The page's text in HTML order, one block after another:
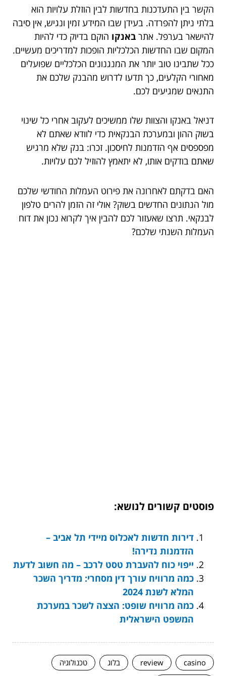
הקשר בין התעדכנות בחדשות לבין הוזלת עלויות הוא
בלתי ניתן להפרדה. בעידן שבו המידע זמין ונגיש, אין סיבה
להישאר בערפל. אתר באנקו הוקם בדיוק כדי להיות
המקום שבו החדשות הכלכליות הופכות למדריכים מעשיים.
ככל שתבינו טוב יותר את המנגנונים הכלכליים שפועלים
מאחורי הקלעים, כך תדעו לדרוש מהבנק שלכם את
התנאים שמגיעים לכם.
דניאל באנקו והצוות שלו ממשיכים לעקוב אחרי כל שינוי
בשוק ההון ובמערכת הבנקאית כדי לוודא שאתם לא
מפספסים אף הזדמנות לחיסכון. זכרו: בנק שלא מרגיש
שאתם בודקים אותו, לא יתאמץ להוזיל לכם עלויות.
האם בדקתם לאחרונה את פירוט העמלות החודשי שלכם
מול הנתונים החדשים בשוק? אולי זה הזמן להרים טלפון
לבנקאי. תרצו שאעזור לכם להבין איך לקרוא נכון את דוח
העמלות השנתי שלכם?
פוסטים קשורים לנושא:
דירות חדשות לאכלוס מיידי תל אביב –
הזדמנות נדירה!
ייפוי כוח להעברת טסט לרכב – מה חשוב לדעת
כמה מרוויח עורך דין מסחרי: מדריך השכר
המלא לשנת 2024
כמה מרוויח שופט: הצצה לשכר במערכת
המשפט הישראלית
casino
review בלוג
טכנולוגיה